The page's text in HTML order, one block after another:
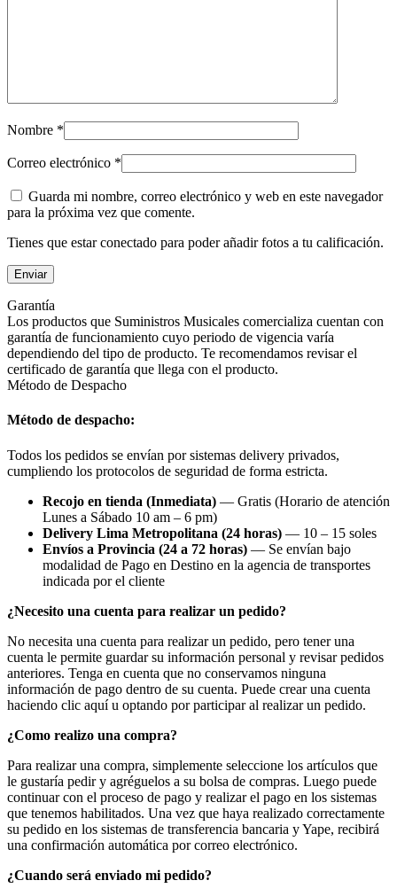
Nombre *
Correo electrónico *
Guarda mi nombre, correo electrónico y web en este navegador
para la próxima vez que comente.
Tienes que estar conectado para poder añadir fotos a tu calificación.
Garantía
Los productos que Suministros Musicales comercializa cuentan con
garantía de funcionamiento cuyo periodo de vigencia varía
dependiendo del tipo de producto. Te recomendamos revisar el
certificado de garantía que llega con el producto.
Método de Despacho
Método de despacho:
Todos los pedidos se envían por sistemas delivery privados,
cumpliendo los protocolos de seguridad de forma estricta.
Recojo en tienda (Inmediata) — Gratis (Horario de atención
Lunes a Sábado 10 am – 6 pm)
Delivery Lima Metropolitana (24 horas) — 10 – 15 soles
Envíos a Provincia (24 a 72 horas) — Se envían bajo
modalidad de Pago en Destino en la agencia de transportes
indicada por el cliente
¿Necesito una cuenta para realizar un pedido?
No necesita una cuenta para realizar un pedido, pero tener una
cuenta le permite guardar su información personal y revisar pedidos
anteriores. Tenga en cuenta que no conservamos ninguna
información de pago dentro de su cuenta. Puede crear una cuenta
haciendo clic aquí u optando por participar al realizar un pedido.
¿Como realizo una compra?
Para realizar una compra, simplemente seleccione los artículos que
le gustaría pedir y agréguelos a su bolsa de compras. Luego puede
continuar con el proceso de pago y realizar el pago en los sistemas
que tenemos habilitados. Una vez que haya realizado correctamente
su pedido en los sistemas de transferencia bancaria y Yape, recibirá
una confirmación automática por correo electrónico.
¿Cuando será enviado mi pedido?